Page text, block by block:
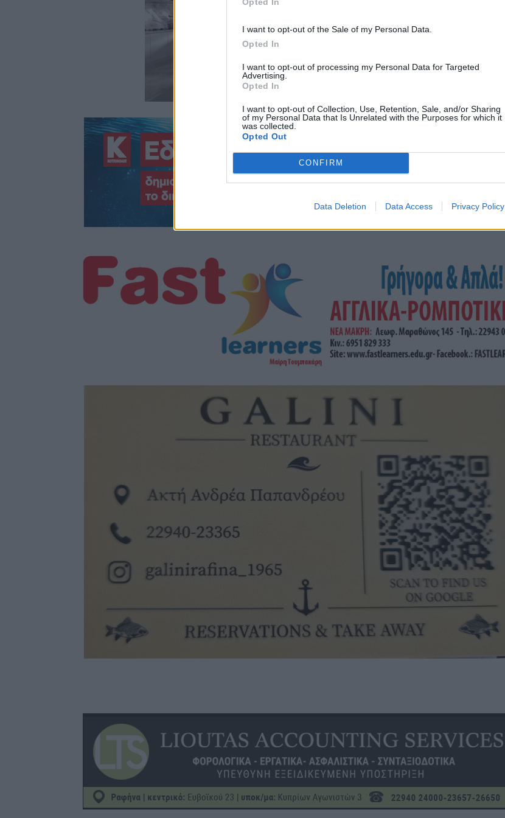
I want to opt-out of the Sale of my Personal Data.
Opted In
I want to opt-out of processing my Personal Data for Targeted
Advertising.
Opted In
I want to opt-out of Collection, Use, Retention, Sale, and/or Sharing
of my Personal Data that Is Unrelated with the Purposes for which it
was collected.
Opted Out
CONFIRM
Data Deletion Data Access Privacy Policy